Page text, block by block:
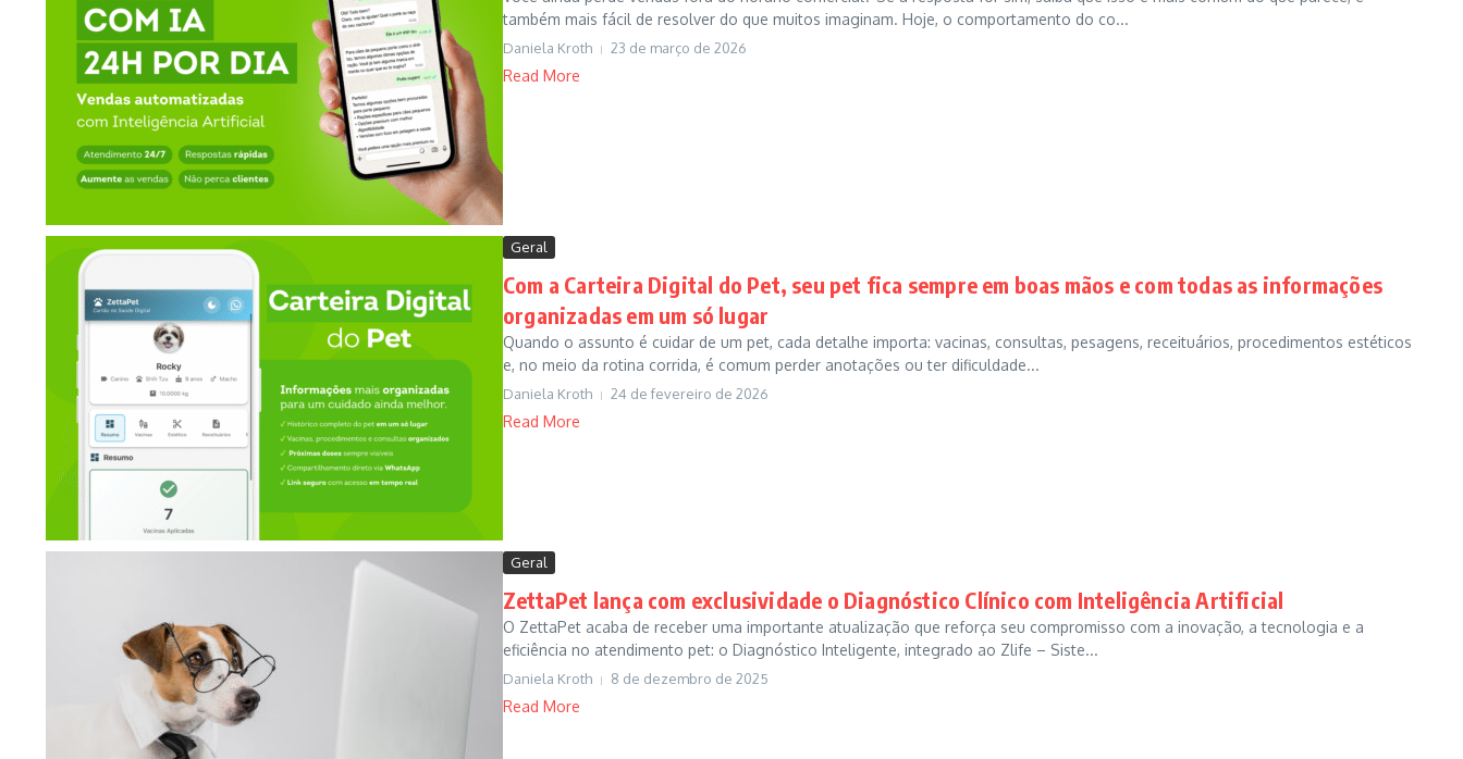
também mais fácil de resolver do que muitos imaginam. Hoje, o comportamento do co...
Daniela Kroth 23 de março de 2026
Read More
Geral
Com a Carteira Digital do Pet, seu pet fica sempre em boas mãos e com todas as informações
organizadas em um só lugar
Quando o assunto é cuidar de um pet, cada detalhe importa: vacinas, consultas, pesagens, receituários, procedimentos estéticos
e, no meio da rotina corrida, é comum perder anotações ou ter dificuldade...
Daniela Kroth 24 de fevereiro de 2026
Read More
Geral
ZettaPet lança com exclusividade o Diagnóstico Clínico com Inteligência Artificial
O ZettaPet acaba de receber uma importante atualização que reforça seu compromisso com a inovação, a tecnologia e a
eficiência no atendimento pet: o Diagnóstico Inteligente, integrado ao Zlife – Siste...
Daniela Kroth 8 de dezembro de 2025
Read More